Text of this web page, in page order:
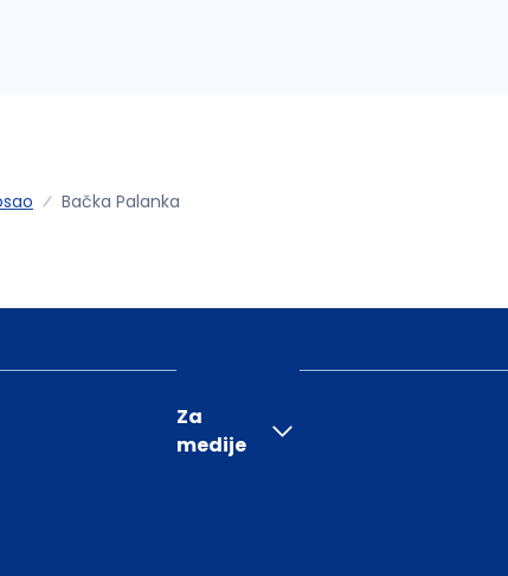
Bačka Palanka
Za
medije